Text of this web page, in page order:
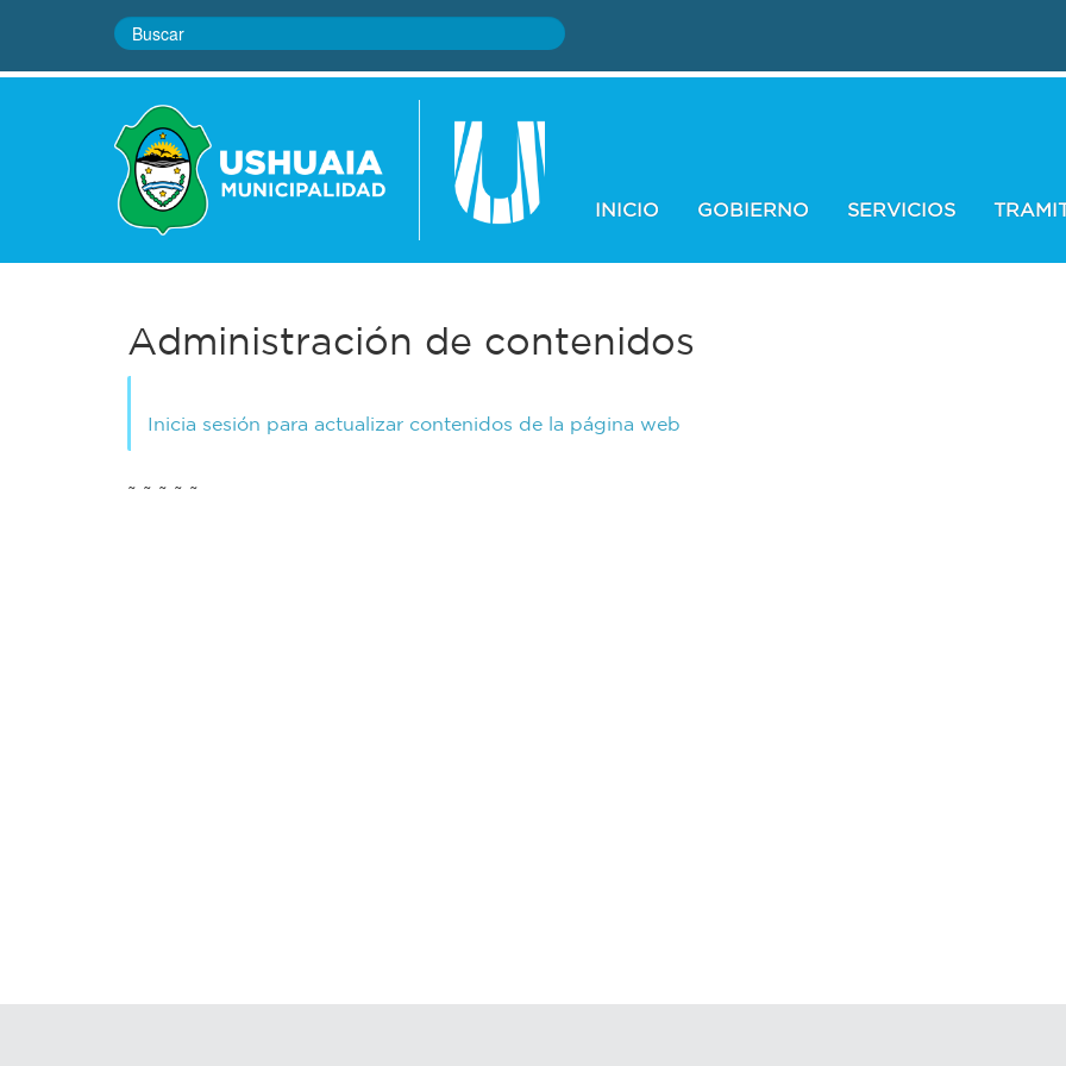
INICIO GOBIERNO SERVICIOS
Administración de contenidos
Inicia sesión para actualizar contenidos de la página web
~ ~ ~ ~ ~